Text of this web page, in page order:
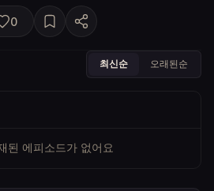
0
최신순 오래된순
된 에피소드가 없어요